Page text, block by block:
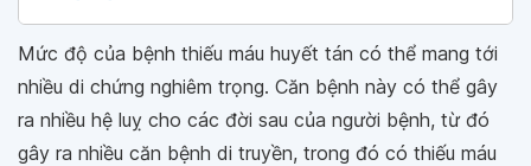
Mức độ của bệnh thiếu máu huyết tán có thể mang tới
nhiều di chứng nghiêm trọng. Căn bệnh này có thể gây
ra nhiều hệ luỵ cho các đời sau của người bệnh, từ đó
gây ra nhiều căn bệnh di truyền, trong đó có thiếu máu